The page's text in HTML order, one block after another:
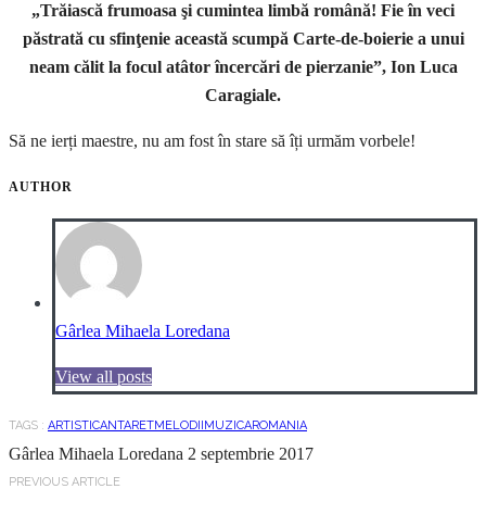
„Trăiască frumoasa şi cumintea limbă română! Fie în veci
păstrată cu sfinţenie această scumpă Carte-de-boierie a unui
neam călit la focul atâtor încercări de pierzanie”, Ion Luca
Caragiale.
Să ne ierți maestre, nu am fost în stare să îți urmăm vorbele!
AUTHOR
Gârlea Mihaela Loredana
View all posts
TAGS : ARTISTI CANTARETMELODII MUZICAROMANIA
Gârlea Mihaela Loredana 2 septembrie 2017
PREVIOUS ARTICLE